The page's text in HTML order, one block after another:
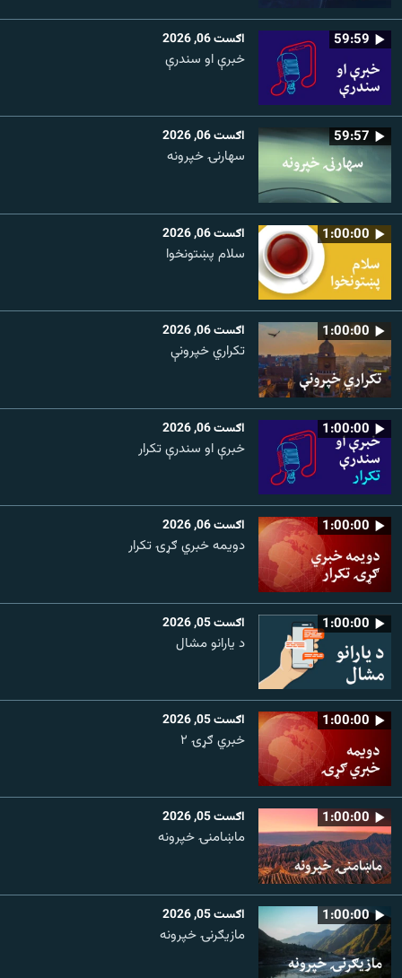
59:59 اګست 06, 2026
خبرې او سندرې
59:57 اګست 06, 2026
سهارنۍ خپرونه
1:00:00 اګست 06, 2026
سلام پښتونخوا
1:00:00 اګست 06, 2026
تکراري خپرونې
1:00:00 اګست 06, 2026
خبرې او سندرې تکرار
1:00:00 اګست 06, 2026
دویمه خبري ګړۍ تکرار
1:00:00 اګست 05, 2026
د یارانو مشال
1:00:00 اګست 05, 2026
خبري ګړۍ ۲
1:00:00 اګست 05, 2026
ماښامنۍ خپرونه
1:00:00 اګست 05, 2026
مازیګرنۍ خپرونه